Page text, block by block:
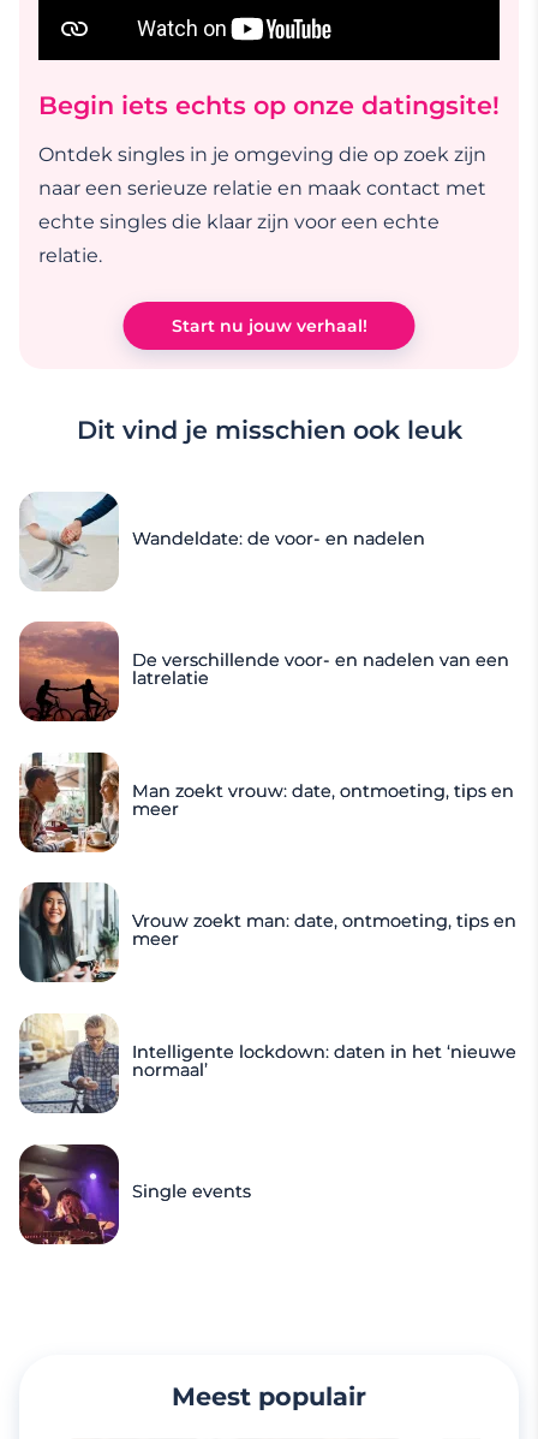
Begin iets echts op onze datingsite!
Ontdek singles in je omgeving die op zoek zijn
naar een serieuze relatie en maak contact met
echte singles die klaar zijn voor een echte
relatie.
Start nu jouw verhaal!
Dit vind je misschien ook leuk
Wandeldate: de voor- en nadelen
De verschillende voor- en nadelen van een
latrelatie
Man zoekt vrouw: date, ontmoeting, tips en
meer
Vrouw zoekt man: date, ontmoeting, tips en
meer
Intelligente lockdown: daten in het ‘nieuwe
normaal’
Single events
Meest populair